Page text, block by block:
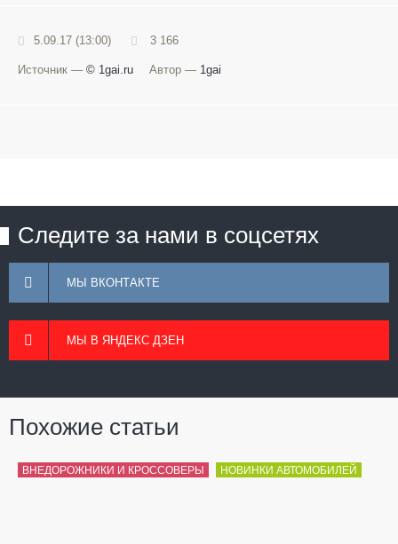
5.09.17 (13:00) 3 166
Источник — © 1gai.ru Автор — 1gai
Следите за нами в соцсетях
МЫ ВКОНТАКТЕ
МЫ В ЯНДЕКС ДЗЕН
Похожие статьи
ВНЕДОРОЖНИКИ И КРОССОВЕРЫ НОВИНКИ АВТОМОБИЛЕЙ